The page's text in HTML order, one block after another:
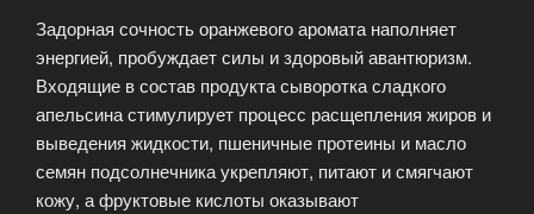
Задорная сочность оранжевого аромата наполняет
энергией, пробуждает силы и здоровый авантюризм.
Входящие в состав продукта сыворотка сладкого
апельсина стимулирует процесс расщепления жиров и
выведения жидкости, пшеничные протеины и масло
семян подсолнечника укрепляют, питают и смягчают
кожу, а фруктовые кислоты оказывают